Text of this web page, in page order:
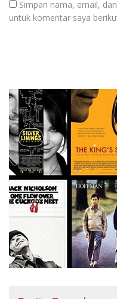
Simpan nama, email,
untuk komentar saya